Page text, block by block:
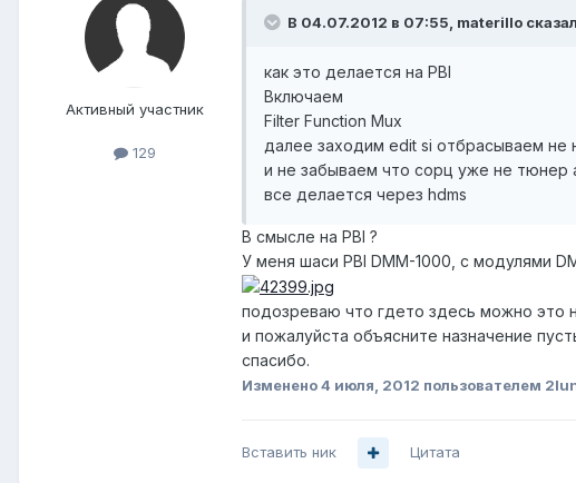
Активный участник
129
В 04.07.2012 в 07:55, materillo
как это делается на PBI
Включаем
Filter Function Mux
далее заходим edit si отбрасываем не
и не забываем что сорц уже не тюнер
все делается через hdms
В смысле на PBI ?
У меня шаси PBI DMM-1000, с модулями
подозреваю что гдето здесь можно это
и пожалуйста объясните назначение
спасибо.
Изменено4 июля, 2012 пользователем
Вставить ник Цитата